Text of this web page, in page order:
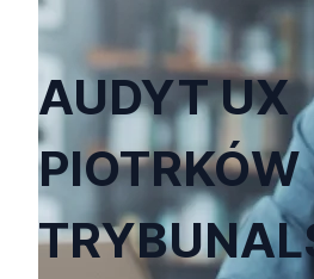
AUDYT UX
PIOTRKÓW